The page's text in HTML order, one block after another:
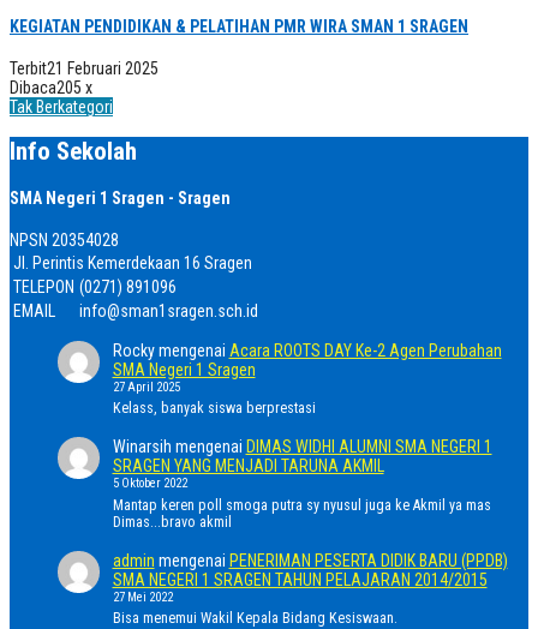
KEGIATAN PENDIDIKAN & PELATIHAN PMR WIRA SMAN 1 SRAGEN
Terbit21 Februari 2025
Dibaca205 x
Tak Berkategori
Info Sekolah
SMA Negeri 1 Sragen - Sragen
NPSN 20354028
Jl. Perintis Kemerdekaan 16 Sragen
TELEPON (0271) 891096
EMAIL
info@sman1sragen.sch.id
Rockymengenai Acara ROOTS DAY Ke-2 Agen Perubahan
SMA Negeri 1 Sragen
27 April 2025
Kelass, banyak siswa berprestasi
Winarsih mengenai DIMAS WIDHI ALUMNI SMA NEGERI 1
SRAGEN YANG MENJADI TARUNA AKMIL
5 Oktober 2022
Mantap keren poll smoga putra sy nyusul juga ke Akmil ya mas
Dimas...bravo akmil
admin mengenai PENERIMAN PESERTA DIDIK BARU (PPDB)
SMA NEGERI 1 SRAGEN TAHUN PELAJARAN 2014/2015
27 Mei 2022
Bisa menemui Wakil Kepala Bidang Kesiswaan.